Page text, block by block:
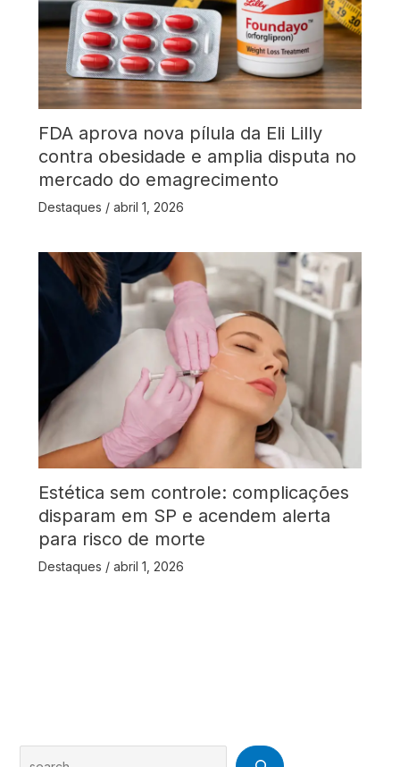
FDA aprova nova pílula da Eli Lilly
contra obesidade e amplia disputa no
mercado do emagrecimento
Destaques / abril 1, 2026
Estética sem controle: complicações
disparam em SP e acendem alerta
para risco de morte
Destaques / abril 1, 2026